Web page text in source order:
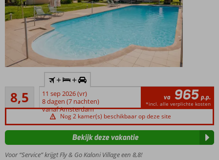
Rustig
gelegen
bij het
strand
Maar liefst 6
zwembaden
8,5
Aanrader
48
beoordelingen
+ +
11 sep 2026 (vr)
8 dagen (7 nachten)
vanaf Amsterdam
va 965 p.p.
*incl. alle verplichte kosten
Nog 2 kamer(s) beschikbaar op deze site
Voor “Service” krijgt Fly & Go Kaloni Village een 8,8!
Bekijk deze vakantie